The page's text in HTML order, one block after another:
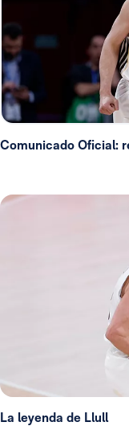
Comunicado Oficial:
La leyenda de Llull